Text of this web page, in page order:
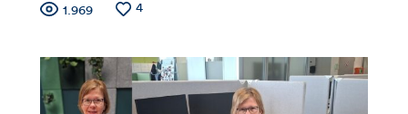
Zähler
für
Views,
Anzahl
1.969
Anzahl
4